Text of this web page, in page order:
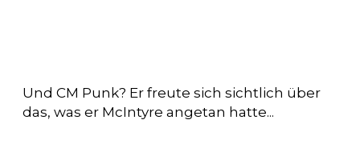
Und CM Punk? Er freute sich sichtlich über
das, was er McIntyre angetan hatte...